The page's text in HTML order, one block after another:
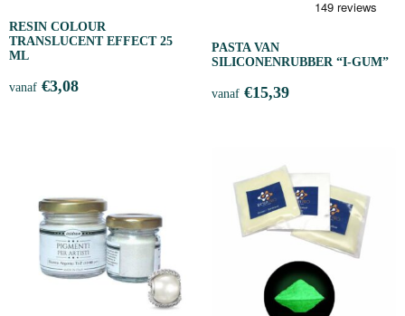
RESIN COLOUR
TRANSLUCENT EFFECT 25
ML
vanaf €3,08
PASTA VAN
SILICONENRUBBER “I-GUM”
vanaf €15,39